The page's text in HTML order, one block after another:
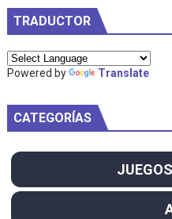
TRADUCTOR
Powered by Translate
CATEGORÍAS